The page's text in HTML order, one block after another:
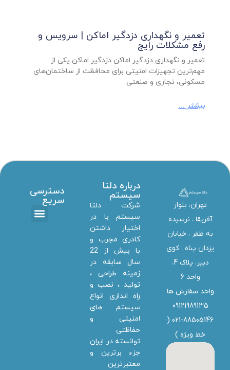
تعمیر و نگهداری دزدگیر اماکن | سرویس و
رفع مشکلات رایج
تعمیر و نگهداری دزدگیر اماکن دزدگیر اماکن یکی از
مهم‌ترین تجهیزات امنیتی برای محافظت از ساختمان‌های
مسکونی، تجاری و صنعتی
بیشتر ...
تهران، بلوار
آفریقا ، نرسیده
به ظفر ،‌ خیابان
یزدان پناه ، کوی
دبیر، پلاک 4،
واحد 6
واحد سفارش ها
09121989135
021-88505146 (
خط ویژه )
درباره دلتا
سیستم
شرکت دلتا
سیستم با در
اختیار داشتن
کادری مجرب و
با بیش از 22
سال سابقه در
زمینه طراحی ،
تولید ، نصب و
راه اندازی انواع
سیستم های
امنیتی و
حفاظتی
توانسته در ایران
جزء برترین و
معتبرترین
دسترسی
سریع